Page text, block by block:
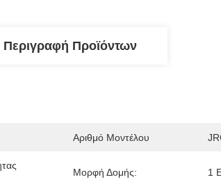
Περιγραφή Προϊόντων
Αριθμό Μοντέλου
Μορφή Δομής: 1